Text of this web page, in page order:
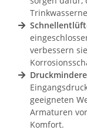
verbessern
geeigneten
Armaturen
Komfort.